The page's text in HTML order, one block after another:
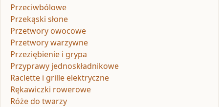
Przeciwbólowe
Przekąski słone
Przetwory owocowe
Przetwory warzywne
Przeziębienie i grypa
Przyprawy jednoskładnikowe
Raclette i grille elektryczne
Rękawiczki rowerowe
Róże do twarzy